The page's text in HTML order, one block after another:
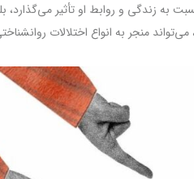
به زندگی و روابط او تأثیر
می‌تواند منجر به انواع اختلالات